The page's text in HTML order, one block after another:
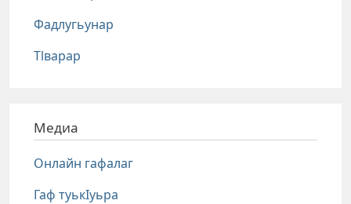
Фадлугьунар
Тlварар
Медиа
Онлайн гафалаг
Гаф туькIуьра